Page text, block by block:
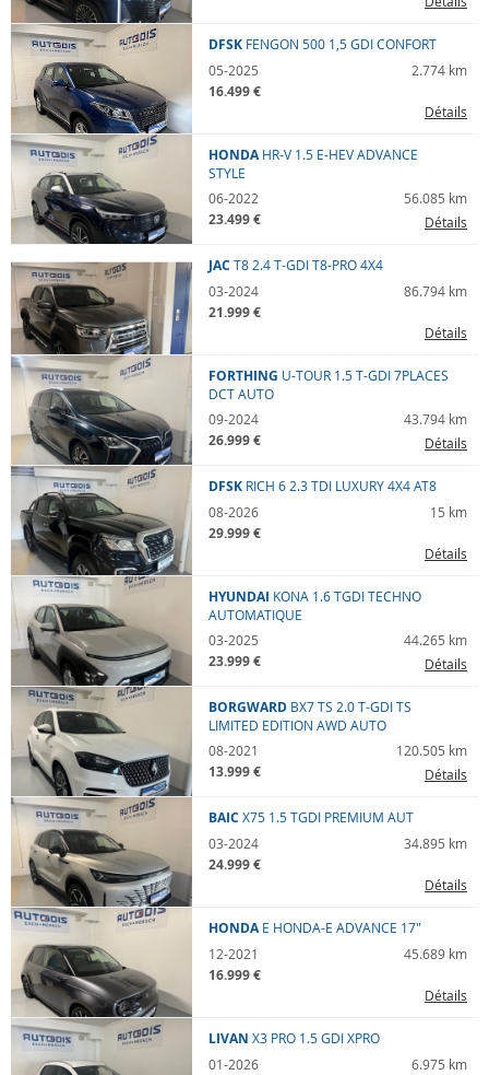
DFSK FENGON 500 1,5 GDI CONFORT
05-2025
2.774 km
16.499 €
Détails
HONDA HR-V 1.5 E-HEV ADVANCE
STYLE
06-2022
56.085 km
23.499 € Détails
JAC T8 2.4 T-GDI T8-PRO 4X4
03-2024
86.794 km
21.999 €
Détails
FORTHING U-TOUR 1.5 T-GDI 7PLACES
DCT AUTO
09-2024
43.794 km
26.999 € Détails
DFSK RICH 6 2.3 TDI LUXURY 4X4 AT8
08-2026
15 km
29.999 €
Détails
HYUNDAI KONA 1.6 TGDI TECHNO
AUTOMATIQUE
03-2025
44.265 km
23.999 € Détails
BORGWARD BX7 TS 2.0 T-GDI TS
LIMITED EDITION AWD AUTO
08-2021
120.505 km
13.999 € Détails
BAIC X75 1.5 TGDI PREMIUM AUT
03-2024
34.895 km
24.999 €
Détails
HONDA E HONDA-E ADVANCE 17"
12-2021
45.689 km
16.999 €
Détails
LIVAN X3 PRO 1.5 GDI XPRO
01-2026
6.975 km